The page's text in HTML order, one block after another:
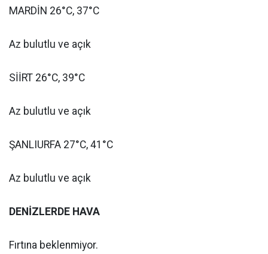
MARDİN 26°C, 37°C
Az bulutlu ve açık
SİİRT 26°C, 39°C
Az bulutlu ve açık
ŞANLIURFA 27°C, 41°C
Az bulutlu ve açık
DENİZLERDE HAVA
Fırtına beklenmiyor.